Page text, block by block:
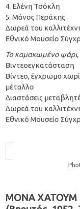
4. Ελένη Τσόκλη
5. Μάνος Περάκης
Δωρεά του
Εθνικό Μουσείο
Το καμακωμένο ψάρι
Βιντεοεγκατάσταση
Βίντεο, έγχρωμο
μέταλλο
Διαστάσεις
Δωρεά του
Εθνικό Μουσείο
ΜΟΝΑ ΧΑΤΟΥΜ